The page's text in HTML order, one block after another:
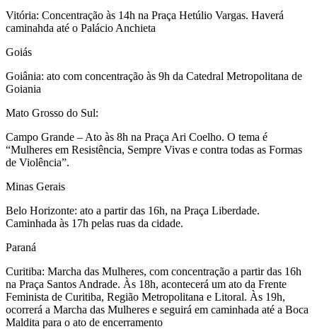
Vitória: Concentração às 14h na Praça Hetúlio Vargas. Haverá
caminahda até o Palácio Anchieta
Goiás
Goiânia: ato com concentração às 9h da Catedral Metropolitana de
Goiania
Mato Grosso do Sul:
Campo Grande – Ato às 8h na Praça Ari Coelho. O tema é
“Mulheres em Resistência, Sempre Vivas e contra todas as Formas
de Violência”.
Minas Gerais
Belo Horizonte: ato a partir das 16h, na Praça Liberdade.
Caminhada às 17h pelas ruas da cidade.
Paraná
Curitiba: Marcha das Mulheres, com concentração a partir das 16h
na Praça Santos Andrade. Às 18h, acontecerá um ato da Frente
Feminista de Curitiba, Região Metropolitana e Litoral. Às 19h,
ocorrerá a Marcha das Mulheres e seguirá em caminhada até a Boca
Maldita para o ato de encerramento